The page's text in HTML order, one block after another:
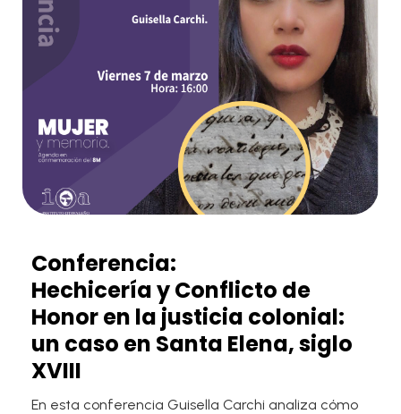
Conferencia:
Hechicería y Conflicto de
Honor en la justicia colonial:
un caso en Santa Elena, siglo
XVIII
En esta conferencia Guisella Carchi analiza cómo